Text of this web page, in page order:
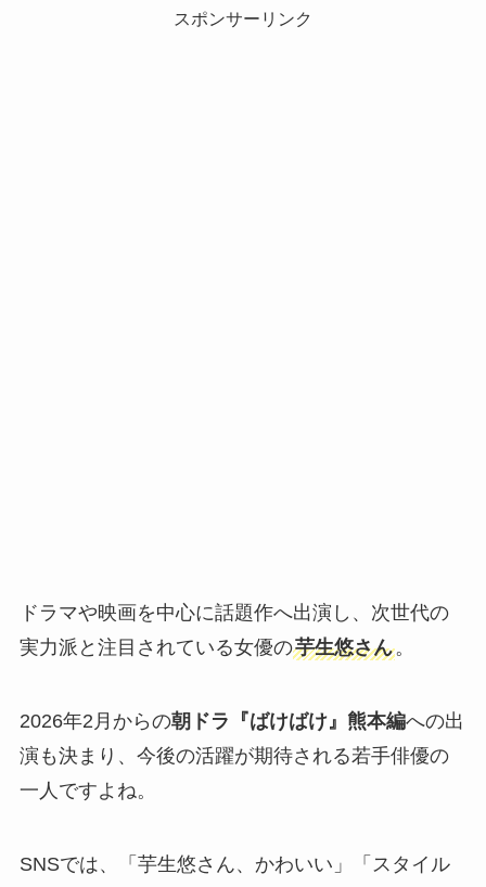
スポンサーリンク
ドラマや映画を中心に話題作へ出演し、次世代の
実力派と注目されている女優の芋生悠さん。
2026年2月からの朝ドラ『ばけばけ』熊本編への出
演も決まり、今後の活躍が期待される若手俳優の
一人ですよね。
SNSでは、「芋生悠さん、かわいい」「スタイル